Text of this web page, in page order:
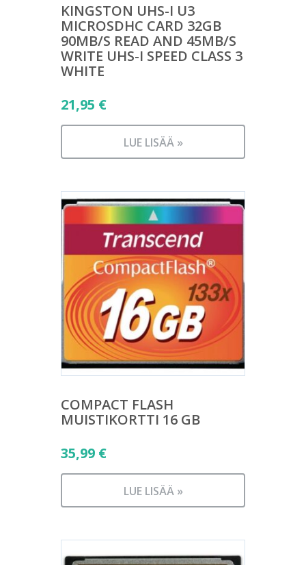
KINGSTON UHS-I U3
MICROSDHC CARD 32GB
90MB/S READ AND 45MB/S
WRITE UHS-I SPEED CLASS 3
WHITE
21,95 €
LUE LISÄÄ »
COMPACT FLASH
MUISTIKORTTI 16 GB
35,99 €
LUE LISÄÄ »